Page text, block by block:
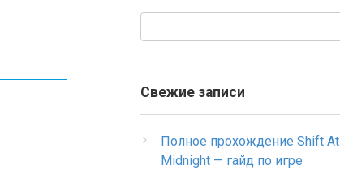
Свежие записи
Полное прохождение Shift At
Midnight — гайд по игре